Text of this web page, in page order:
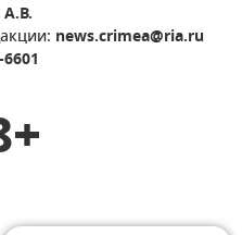
news.crimea@ria.ru